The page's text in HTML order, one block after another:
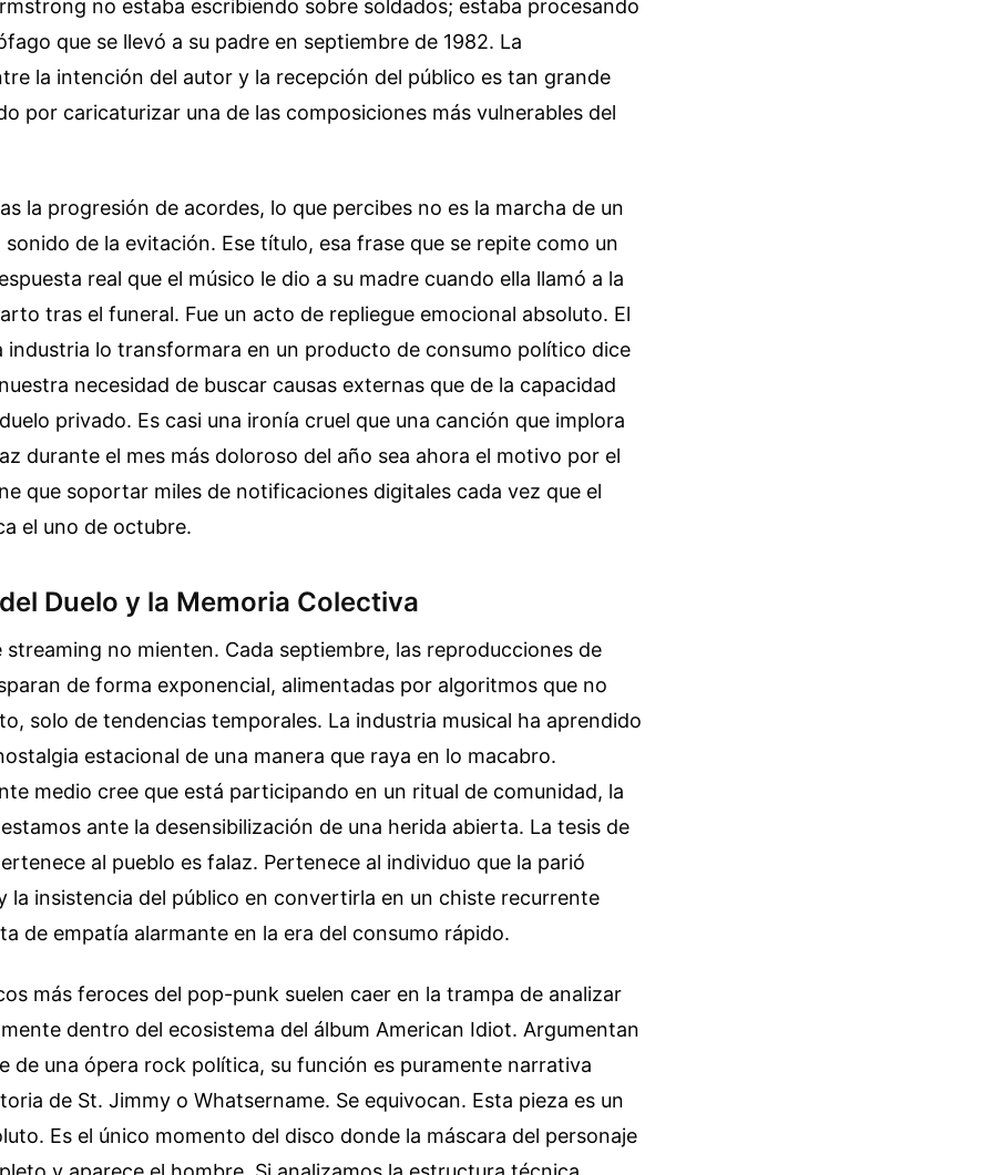
no estaba escribiendo sobre soldados; estaba procesando
que se llevó a su padre en septiembre de 1982. La
la intención del autor y la recepción del público es tan grande
por caricaturizar una de las composiciones más vulnerables del
la progresión de acordes, lo que percibes no es la marcha de un
de la evitación. Ese título, esa frase que se repite como un
real que el músico le dio a su madre cuando ella llamó a la
tras el funeral. Fue un acto de repliegue emocional absoluto. El
industria lo transformara en un producto de consumo político dice
necesidad de buscar causas externas que de la capacidad
privado. Es casi una ironía cruel que una canción que implora
durante el mes más doloroso del año sea ahora el motivo por el
que soportar miles de notificaciones digitales cada vez que el
el uno de octubre.
Duelo y la Memoria Colectiva
streaming no mienten. Cada septiembre, las reproducciones de
de forma exponencial, alimentadas por algoritmos que no
solo de tendencias temporales. La industria musical ha aprendido
estacional de una manera que raya en lo macabro.
medio cree que está participando en un ritual de comunidad, la
ante la desensibilización de una herida abierta. La tesis de
al pueblo es falaz. Pertenece al individuo que la parió
la insistencia del público en convertirla en un chiste recurrente
de empatía alarmante en la era del consumo rápido.
más feroces del pop-punk suelen caer en la trampa de analizar
dentro del ecosistema del álbum American Idiot. Argumentan
de una ópera rock política, su función es puramente narrativa
de St. Jimmy o Whatsername. Se equivocan. Esta pieza es un
Es el único momento del disco donde la máscara del personaje